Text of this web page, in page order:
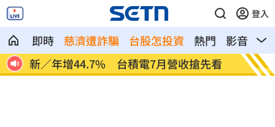
登入
即時 慈濟遭詐騙 台股怎投資 熱門 影音
熱
未
新／年增44.7% 台積電7月營收搶先看
1國
99%